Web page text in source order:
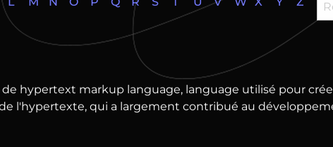
hypertext markup language, language utilisé pour
l'hypertexte, qui a largement contribué au